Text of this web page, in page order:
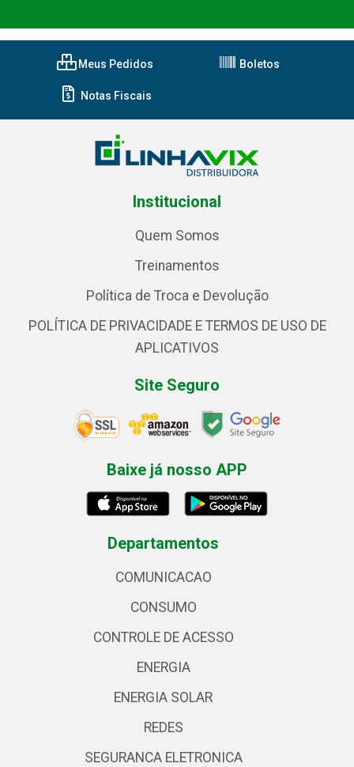
Meus Pedidos Boletos
Notas Fiscais
Institucional
Quem Somos
Treinamentos
Política de Troca e Devolução
POLÍTICA DE PRIVACIDADE E TERMOS DE USO DE
APLICATIVOS
Site Seguro
Baixe já nosso APP
Departamentos
COMUNICACAO
CONSUMO
CONTROLE DE ACESSO
ENERGIA
ENERGIA SOLAR
REDES
SEGURANCA ELETRONICA